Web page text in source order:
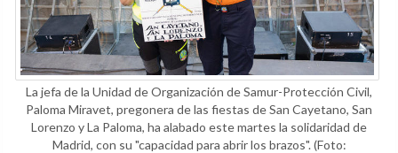
La jefa de la Unidad de Organización de Samur-Protección Civil,
Paloma Miravet, pregonera de las fiestas de San Cayetano, San
Lorenzo y La Paloma, ha alabado este martes la solidaridad de
Madrid, con su "capacidad para abrir los brazos".(Foto: